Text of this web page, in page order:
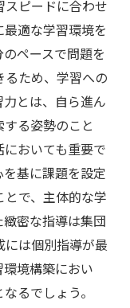
ピードに合わせ
適な学習環境を
ペースで問題を
るため、学習への
とは、自ら進ん
る姿勢のこと
おいても重要で
基に課題を設定
で、主体的な学
密な指導は集団
は個別指導が最
境構築におい
るでしょう。